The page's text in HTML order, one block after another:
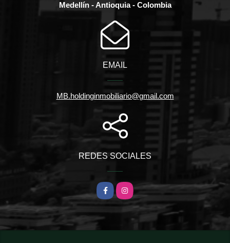
Medellín - Antioquia - Colombia
EMAIL
MB.holdinginmobiliario@gmail.com
REDES SOCIALES
FacebookInstagram